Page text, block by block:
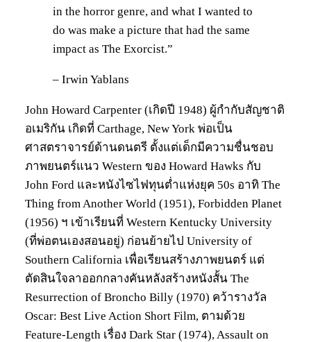
in the horror genre, and what I wanted to
do was make a picture that had the same
impact as The Exorcist.”
– Irwin Yablans
John Howard Carpenter (เกิดปี 1948) ผู้กำกับสัญชาติ
อเมริกัน เกิดที่ Carthage, New York พ่อเป็น
ศาสตราจารย์ด้านดนตรี ตั้งแต่เด็กมีความชื่นชอบ
ภาพยนตร์แนว Western ของ Howard Hawks กับ
John Ford และหนังไซไฟทุนต่ำแห่งยุค 50s อาทิ The
Thing from Another World (1951), Forbidden Planet
(1956) ฯ เข้าเรียนที่ Western Kentucky University
(ที่พ่อตนเองสอนอยู่) ก่อนย้ายไป University of
Southern California เพื่อเรียนสร้างภาพยนตร์ แต่
ตัดสินใจลาออกกลางคันหลังสร้างหนังสั้น The
Resurrection of Broncho Billy (1970) คว้ารางวัล
Oscar: Best Live Action Short Film, ตามด้วย
Feature-Length เรื่อง Dark Star (1974), Assault on